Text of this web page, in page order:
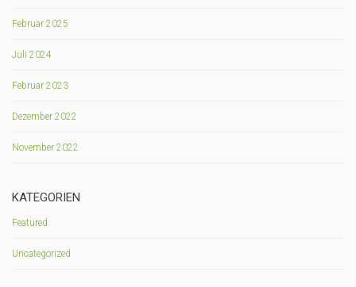
Februar 2025
Juli 2024
Februar 2023
Dezember 2022
November 2022
KATEGORIEN
Featured
Uncategorized